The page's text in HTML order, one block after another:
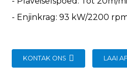
- Enjinkrag: 93 kW/2200
KONTAK ONS LAAI AF